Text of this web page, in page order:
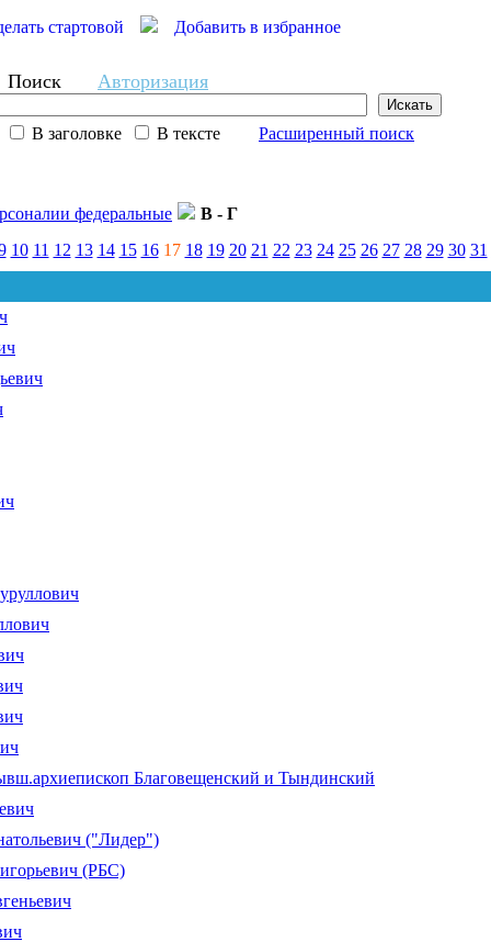
стартовой Добавить в избранное
Поиск Авторизация
В заголовке В тексте Расширенный поиск
федеральные
В - Г
10 11 12 13 14 15 16 17 18 19 20 21 22 23 24 25 26 27 28 29 30 31
Благовещенский и Тындинский
("Лидер")
(РБС)